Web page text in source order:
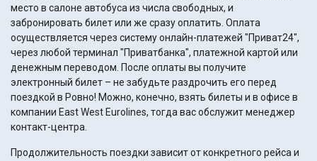
место в салоне автобуса из числа свободных, и
забронировать билет или же сразу оплатить. Оплата
осуществляется через систему онлайн-платежей "Приват24",
через любой терминал "Приватбанка", платежной картой или
денежным переводом. После оплаты вы получите
электронный билет – не забудьте раздрочить его перед
поездкой в Ровно! Можно, конечно, взять билеты и в офисе в
компании East West Eurolines, тогда вас обслужит менеджер
контакт-центра.
Продолжительность поездки зависит от конкретного рейса и